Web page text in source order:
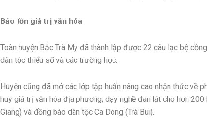
Bảo tồn giá trị văn hóa
Toàn huyện Bắc Trà My đã thành lập được 22 câu lạc bộ
dân tộc thiểu số và các trường học.
Huyện cũng đã mở các lớp tập huấn nâng cao nhận thức về
huy giá trị văn hóa địa phương; dạy nghề đan lát cho hơn
Giang) và đồng bào dân tộc Ca Dong (Trà Bui).